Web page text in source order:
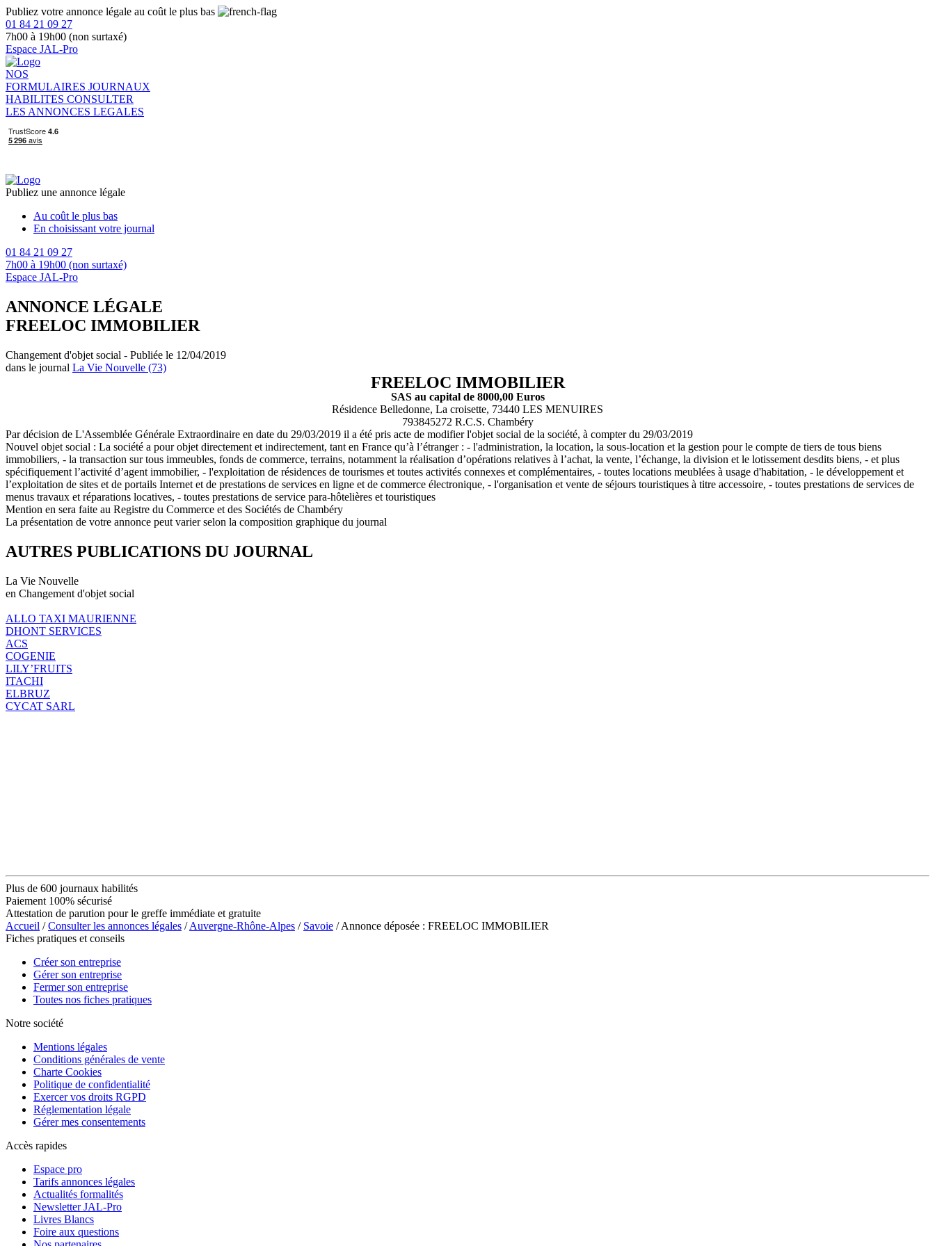
Publiez votre annonce légale au coût le plus bas
01 84 21 09 27
7h00 à 19h00 (non surtaxé)
Espace JAL-Pro
NOS
FORMULAIRES JOURNAUX
HABILITES CONSULTER
LES ANNONCES LEGALES
Publiez une annonce légale
Au coût le plus bas
En choisissant votre journal
01 84 21 09 27
7h00 à 19h00 (non surtaxé)
Espace JAL-Pro
ANNONCE LÉGALE
FREELOC IMMOBILIER
Changement d'objet social - Publiée le 12/04/2019
dans le journal La Vie Nouvelle (73)
FREELOC IMMOBILIER
SAS au capital de 8000,00 Euros
Résidence Belledonne, La croisette, 73440 LES MENUIRES
793845272 R.C.S. Chambéry
Par décision de L'Assemblée Générale Extraordinaire en date du 29/03/2019 il a été pris acte de modifier l'objet social de la société, à compter du 29/03/2019
Nouvel objet social : La société a pour objet directement et indirectement, tant en France qu’à l’étranger : - l'administration, la location, la sous-location et la gestion pour le compte de tiers de tous biens
immobiliers, - la transaction sur tous immeubles, fonds de commerce, terrains, notamment la réalisation d’opérations relatives à l’achat, la vente, l’échange, la division et le lotissement desdits biens, - et plus
spécifiquement l’activité d’agent immobilier, - l'exploitation de résidences de tourismes et toutes activités connexes et complémentaires, - toutes locations meublées à usage d'habitation, - le développement et
l’exploitation de sites et de portails Internet et de prestations de services en ligne et de commerce électronique, - l'organisation et vente de séjours touristiques à titre accessoire, - toutes prestations de services de
menus travaux et réparations locatives, - toutes prestations de service para-hôtelières et touristiques
Mention en sera faite au Registre du Commerce et des Sociétés de Chambéry
La présentation de votre annonce peut varier selon la composition graphique du journal
AUTRES PUBLICATIONS DU JOURNAL
La Vie Nouvelle
en Changement d'objet social
ALLO TAXI MAURIENNE
DHONT SERVICES
ACS
COGENIE
LILY’FRUITS
ITACHI
ELBRUZ
CYCAT SARL
Plus de 600 journaux habilités
Paiement 100% sécurisé
Attestation de parution pour le greffe immédiate et gratuite
Accueil /Consulter les annonces légales /Auvergne-Rhône-Alpes / Savoie / Annonce déposée : FREELOC IMMOBILIER
Fiches pratiques et conseils
Créer son entreprise
Gérer son entreprise
Fermer son entreprise
Toutes nos fiches pratiques
Notre société
Mentions légales
Conditions générales de vente
Charte Cookies
Politique de confidentialité
Exercer vos droits RGPD
Réglementation légale
Gérer mes consentements
Accès rapides
Espace pro
Tarifs annonces légales
Actualités formalités
Newsletter JAL-Pro
Livres Blancs
Foire aux questions